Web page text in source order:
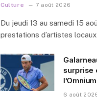
Culture 7 août 2026
Du jeudi 13 au samedi 15
prestations d’artistes
surprise
l’Omnium
6 août